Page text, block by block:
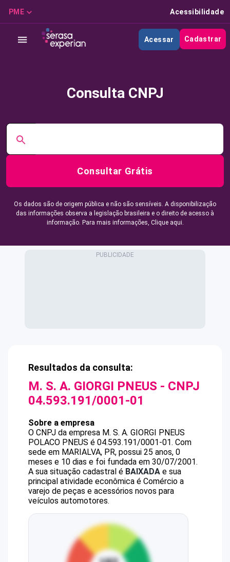
PME Acessibilidade
Acessar Cadastrar
Consulta CNPJ
Consultar Grátis
Os dados são de origem pública e não são sensíveis. A disponibilização
das informações observa a legislação brasileira e o direito de acesso à
informação. Para mais informações, Clique aqui.
Resultados da consulta:
M. S. A. GIORGI PNEUS - CNPJ
04.593.191/0001-01
Sobre a empresa
O CNPJ da empresa M. S. A. GIORGI PNEUS
POLACO PNEUS é 04.593.191/0001-01. Com
sede em MARIALVA, PR, possui 25 anos, 0
meses e 10 dias e foi fundada em 30/07/2001.
A sua situação cadastral é BAIXADA e sua
principal atividade econômica é Comércio a
varejo de peças e acessórios novos para
veículos automotores.